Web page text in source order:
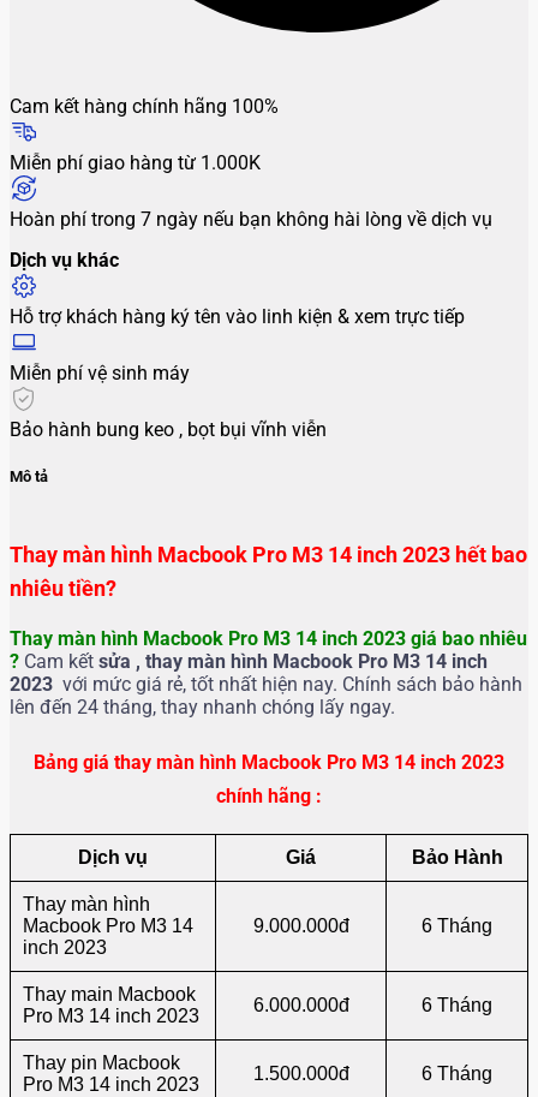
Cam kết hàng chính hãng 100%
Miễn phí giao hàng từ 1.000K
Hoàn phí trong 7 ngày nếu bạn không hài lòng về dịch vụ
Dịch vụ khác
Hỗ trợ khách hàng ký tên vào linh kiện & xem trực tiếp
Miễn phí vệ sinh máy
Bảo hành bung keo , bọt bụi vĩnh viễn
Mô tả
Thay màn hình Macbook Pro M3 14 inch 2023 hết bao
nhiêu tiền?
Thay màn hình Macbook Pro M3 14 inch 2023 giá bao nhiêu
? Cam kết sửa , thay màn hình Macbook Pro M3 14 inch
2023 với mức giá rẻ, tốt nhất hiện nay. Chính sách bảo hành
lên đến 24 tháng, thay nhanh chóng lấy ngay.
Bảng giá thay màn hình Macbook Pro M3 14 inch 2023
chính hãng :
Dịch vụ Giá Bảo Hành
Thay màn hình
Macbook Pro M3 14
inch 2023
9.000.000đ 6 Tháng
Thay main Macbook
Pro M3 14 inch 2023
6.000.000đ 6 Tháng
Thay pin Macbook
Pro M3 14 inch 2023
1.500.000đ 6 Tháng